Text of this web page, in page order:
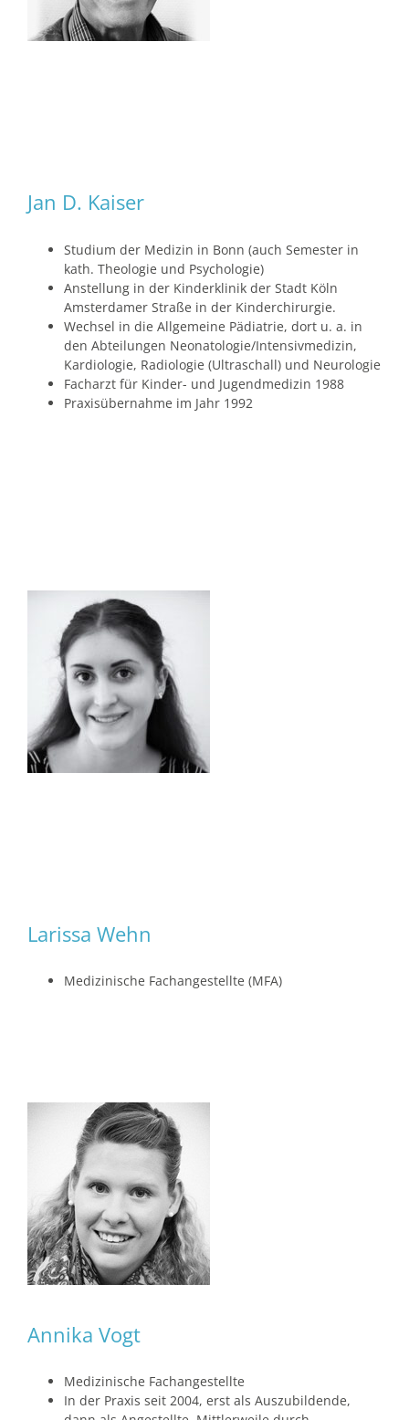
Jan D. Kaiser
Studium der Medizin in Bonn (auch Semester in
kath. Theologie und Psychologie)
Anstellung in der Kinderklinik der Stadt Köln
Amsterdamer Straße in der Kinderchirurgie.
Wechsel in die Allgemeine Pädiatrie, dort u. a. in
den Abteilungen Neonatologie/Intensivmedizin,
Kardiologie, Radiologie (Ultraschall) und Neurologie
Facharzt für Kinder- und Jugendmedizin 1988
Praxisübernahme im Jahr 1992
Larissa Wehn
Medizinische Fachangestellte (MFA)
Annika Vogt
Medizinische Fachangestellte
In der Praxis seit 2004, erst als Auszubildende,